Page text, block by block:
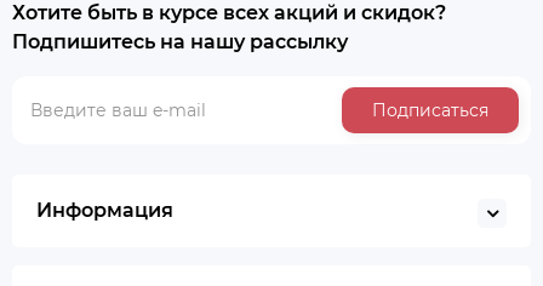
Хотите быть в курсе всех акций и скидок?
Подпишитесь на нашу рассылку
Подписаться
Информация